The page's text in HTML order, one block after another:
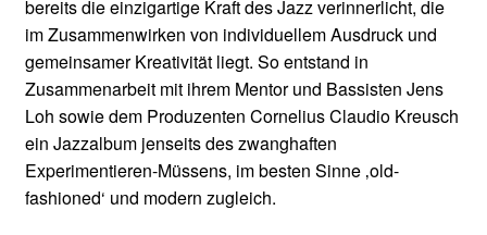
bereits die einzigartige Kraft des Jazz verinnerlicht, die
im Zusammenwirken von individuellem Ausdruck und
gemeinsamer Kreativität liegt. So entstand in
Zusammenarbeit mit ihrem Mentor und Bassisten Jens
Loh sowie dem Produzenten Cornelius Claudio Kreusch
ein Jazzalbum jenseits des zwanghaften
Experimentieren-Müssens, im besten Sinne ‚old-
fashioned‘ und modern zugleich.